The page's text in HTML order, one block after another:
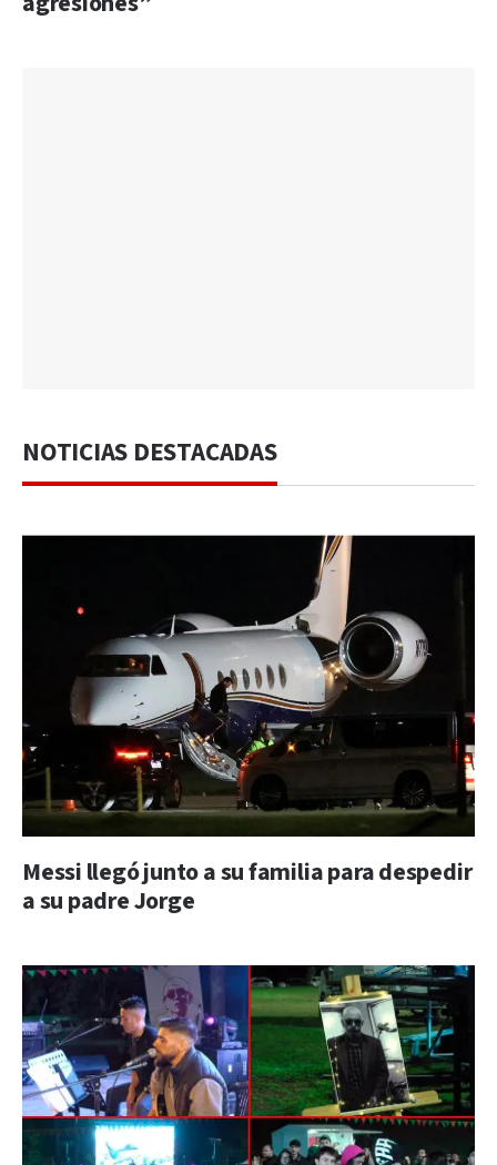
NOTICIAS DESTACADAS
Messi llegó junto a su familia para despedir
a su padre Jorge